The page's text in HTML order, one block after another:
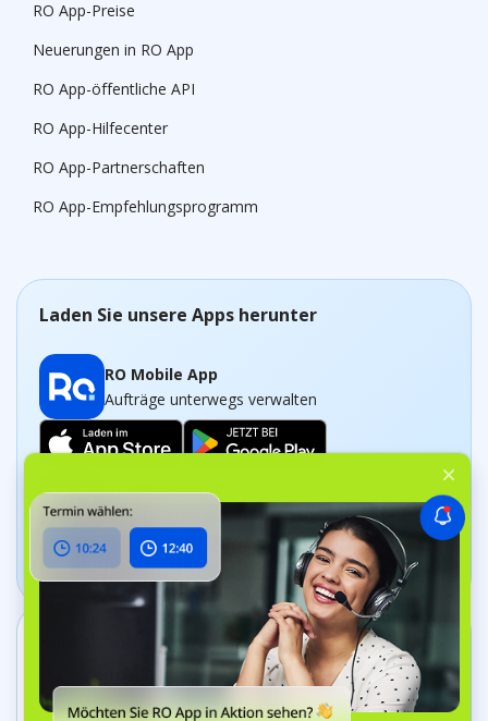
RO App-Preise
Neuerungen in RO App
RO App-öffentliche API
RO App-Hilfecenter
RO App-Partnerschaften
RO App-Empfehlungsprogramm
Laden Sie unsere Apps herunter
RO Mobile App
Aufträge unterwegs verwalten
Dashboard App
Unternehmen in Echtzeit verfolgen
Kontakt aufnehmen
+44 20 8089 9036
Bell Yard 7, WC2A 2JR London, Vereinigtes